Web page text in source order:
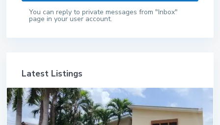
You can reply to private messages from "Inbox"
page in your user account.
Latest Listings